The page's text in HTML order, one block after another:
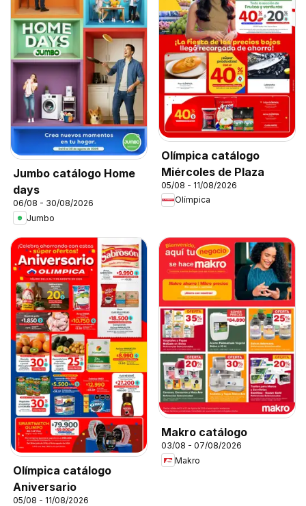
Jumbo catálogo Home
days
06/08 - 30/08/2026
Jumbo
Olímpica catálogo
Miércoles de Plaza
05/08 - 11/08/2026
Olímpica
Olímpica catálogo
Aniversario
05/08 - 11/08/2026
Makro catálogo
03/08 - 07/08/2026
Makro